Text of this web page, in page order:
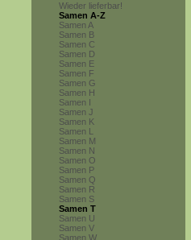
Wieder lieferbar!
Samen A-Z
Samen A
Samen B
Samen C
Samen D
Samen E
Samen F
Samen G
Samen H
Samen I
Samen J
Samen K
Samen L
Samen M
Samen N
Samen O
Samen P
Samen Q
Samen R
Samen S
Samen T
Samen U
Samen V
Samen W